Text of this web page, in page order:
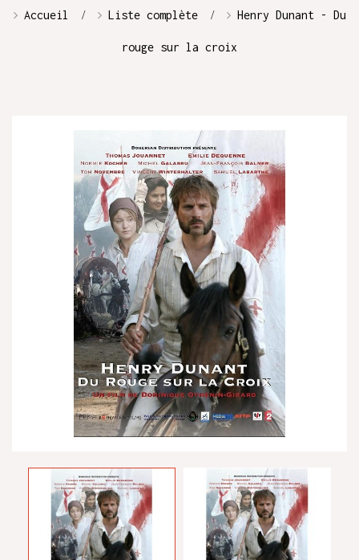
Accueil Liste complète Henry Dunant - Du
rouge sur la croix